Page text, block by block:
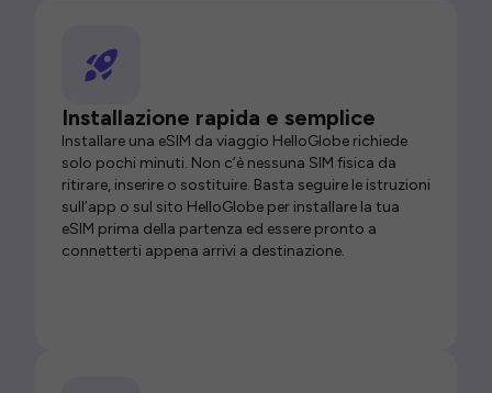
Installazione rapida e semplice
Installare una eSIM da viaggio HelloGlobe richiede
solo pochi minuti. Non c’è nessuna SIM fisica da
ritirare, inserire o sostituire. Basta seguire le istruzioni
sull’app o sul sito HelloGlobe per installare la tua
eSIM prima della partenza ed essere pronto a
connetterti appena arrivi a destinazione.